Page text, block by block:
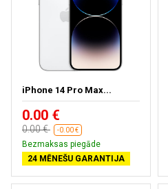
iPhone 14 Pro Max...
0.00 €
0.00 € -0.00 €
Bezmaksas piegāde
24 MĒNEŠU GARANTIJA